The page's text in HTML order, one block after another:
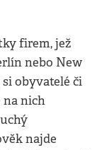
firem, jež
nebo New
obyvatelé či
na nich
najde